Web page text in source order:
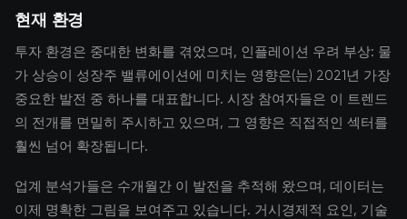
현재 환경
투자 환경은 중대한 변화를 겪었으며, 인플레이션 우려 부상: 물
가 상승이 성장주 밸류에이션에 미치는 영향은(는) 2021년 가장
중요한 발전 중 하나를 대표합니다. 시장 참여자들은 이 트렌드
의 전개를 면밀히 주시하고 있으며, 그 영향은 직접적인 섹터를
훨씬 넘어 확장됩니다.
업계 분석가들은 수개월간 이 발전을 추적해 왔으며, 데이터는
이제 명확한 그림을 보여주고 있습니다. 거시경제적 요인, 기술